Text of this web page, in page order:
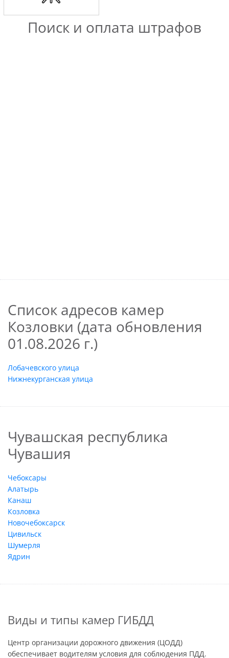
Поиск и оплата штрафов
Список адресов камер
Козловки (дата обновления
01.08.2026 г.)
Лобачевского улица
Нижнекурганская улица
Чувашская республика
Чувашия
Чебоксары
Алатырь
Канаш
Козловка
Новочебоксарск
Цивильск
Шумерля
Ядрин
Виды и типы камер ГИБДД
Центр организации дорожного движения (ЦОДД)
обеспечивает водителям условия для соблюдения ПДД.